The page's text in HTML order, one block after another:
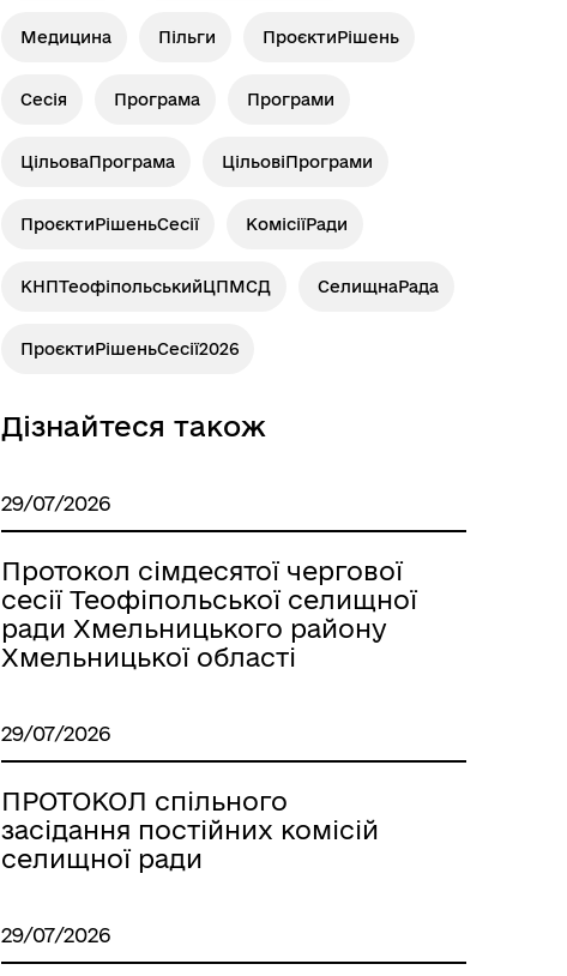
Медицина Пільги ПроєктиРішень
Сесія Програма Програми
ЦільоваПрограма ЦільовіПрограми
ПроєктиРішеньСесії КомісіїРади
КНПТеофіпольськийЦПМСД СелищнаРада
ПроєктиРішеньСесії2026
Дізнайтеся також
29/07/2026
Протокол сімдесятої чергової
сесії Теофіпольської селищної
ради Хмельницького району
Хмельницької області
29/07/2026
ПРОТОКОЛ спільного
засідання постійних комісій
селищної ради
29/07/2026